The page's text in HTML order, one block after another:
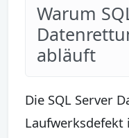
Warum
abläuft
Die SQL Server
Laufwerksdefekt